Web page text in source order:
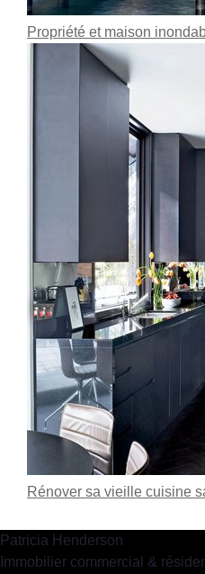
Propriété et maison
Rénover sa vieille cuisine
Patricia Henderson
Immobilier commercial &